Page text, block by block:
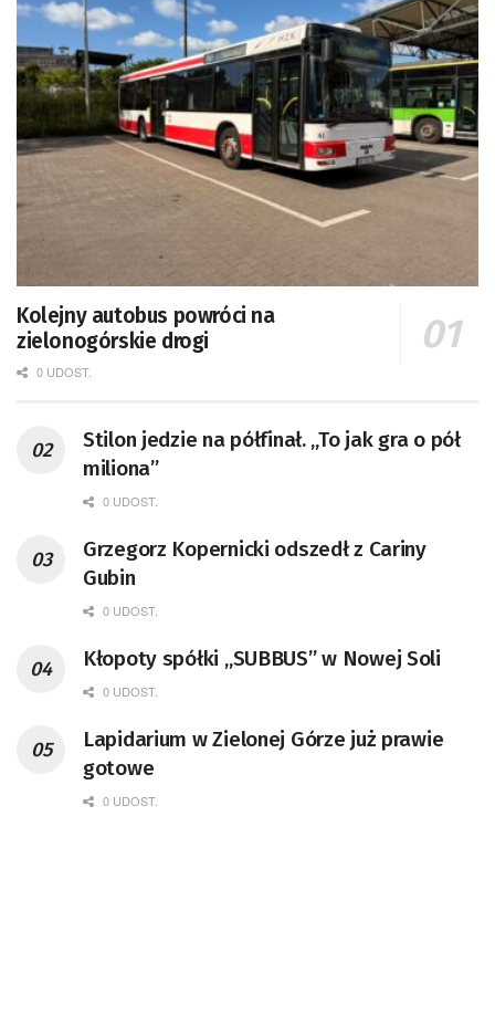
Kolejny autobus powróci na
zielonogórskie drogi
0 UDOST.
Stilon jedzie na półfinał. „To jak gra o pół
miliona”
0 UDOST.
Grzegorz Kopernicki odszedł z Cariny
Gubin
0 UDOST.
Kłopoty spółki „SUBBUS” w Nowej Soli
0 UDOST.
Lapidarium w Zielonej Górze już prawie
gotowe
0 UDOST.